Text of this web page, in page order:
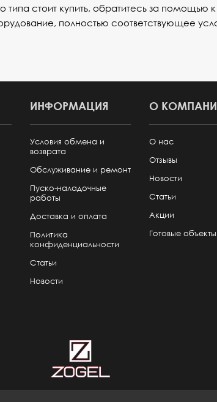
стоит купить, обратитесь за помощью
полностью соответствующее
ИНФОРМАЦИЯ
Условия обмена и
возврата
Обслуживание и ремонт
Пуско-наладочные
работы
Доставка и оплата
Политика
конфиденциальности
Статьи
Новости
О
О нас
Отзывы
Новости
Статьи
Акции
Готовые объекты